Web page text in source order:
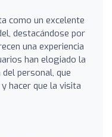
como un excelente
destacándose por
una experiencia
han elogiado la
personal, que
hacer que la visita